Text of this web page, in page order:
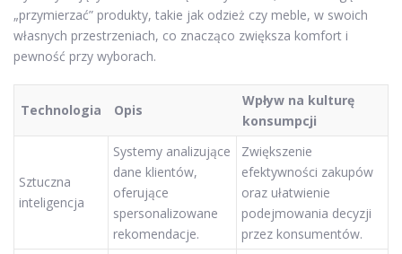
„przymierzać” produkty, takie jak odzież czy meble, w swoich
własnych przestrzeniach, co znacząco zwiększa komfort i
pewność przy wyborach.
Technologia Opis
Wpływ na kulturę
konsumpcji
Sztuczna
inteligencja
Systemy analizujące
dane klientów,
oferujące
spersonalizowane
rekomendacje.
Zwiększenie
efektywności zakupów
oraz ułatwienie
podejmowania decyzji
przez konsumentów.